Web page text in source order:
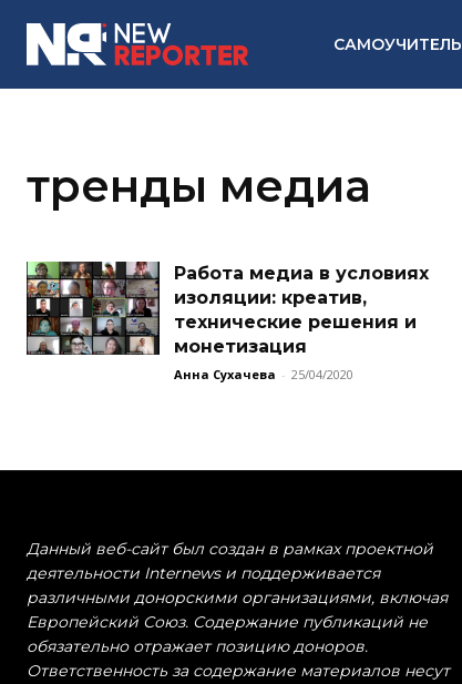
САМОУЧИТЕЛЬ
тренды медиа
Работа медиа в условиях
изоляции: креатив,
технические решения и
монетизация
Анна Сухачева - 25/04/2020
Данный веб-сайт был создан в рамках проектной
деятельности Internews и поддерживается
различными донорскими организациями, включая
Европейский Союз. Содержание публикаций не
обязательно отражает позицию доноров.
Ответственность за содержание материалов несут